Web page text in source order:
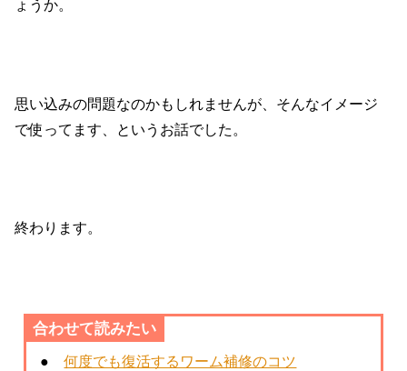
ょうか。
思い込みの問題なのかもしれませんが、そんなイメージ
で使ってます、というお話でした。
終わります。
合わせて読みたい
●何度でも復活するワーム補修のコツ